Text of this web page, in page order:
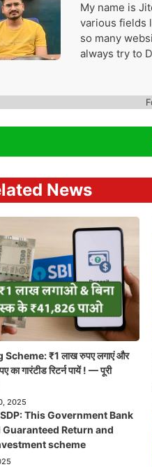
My name is
various fields
so many
always try to
News
Scheme: ₹1 लाख रुपए लगाएं और
गारंटीड रिटर्न पायें ! — पूरी
2025
This Government Bank
Return and
scheme